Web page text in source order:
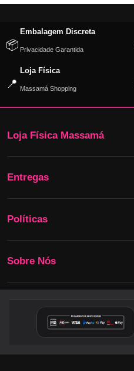
📦
Embalagem Discreta
Privacidade Garantida
📍
Loja Física
Massamá Shopping
Loja Física Massamá
Entregas
Políticas
Sobre Nós